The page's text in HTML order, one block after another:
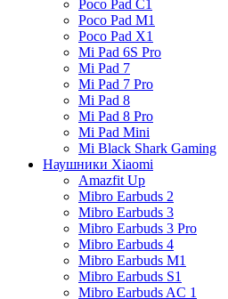
Poco Pad C1
Poco Pad M1
Poco Pad X1
Mi Pad 6S Pro
Mi Pad 7
Mi Pad 7 Pro
Mi Pad 8
Mi Pad 8 Pro
Mi Pad Mini
Mi Black Shark Gaming
Наушники Xiaomi
Amazfit Up
Mibro Earbuds 2
Mibro Earbuds 3
Mibro Earbuds 3 Pro
Mibro Earbuds 4
Mibro Earbuds M1
Mibro Earbuds S1
Mibro Earbuds AC 1